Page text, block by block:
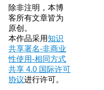
除非注明，本博
客所有文章皆为
原创。
本作品采用知识
共享署名-非商业
性使用-相同方式
共享 4.0 国际许可
协议进行许可。